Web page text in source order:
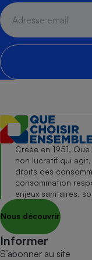
Créée en 1951,
non lucratif qui
droits des
consommation
enjeux sanitaires,
Nous découvrir
Informer
S’abonner au site